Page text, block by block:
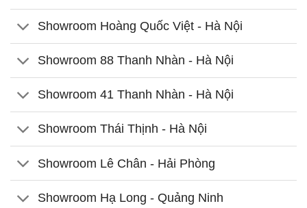
Showroom Hoàng Quốc Việt - Hà Nội
Showroom 88 Thanh Nhàn - Hà Nội
Showroom 41 Thanh Nhàn - Hà Nội
Showroom Thái Thịnh - Hà Nội
Showroom Lê Chân - Hải Phòng
Showroom Hạ Long - Quảng Ninh